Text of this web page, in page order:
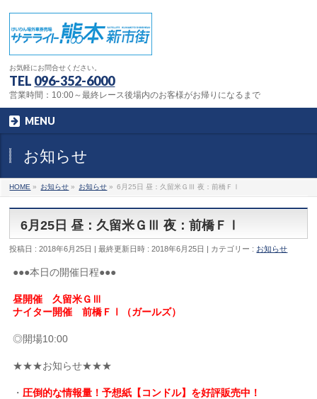
お気軽にお問合せください。
TEL 096-352-6000
営業時間：10:00～最終レース後場内のお客様がお帰りになるまで
MENU
お知らせ
HOME » お知らせ » お知らせ » 6月25日 昼：久留米ＧⅢ 夜：前橋ＦⅠ
6月25日 昼：久留米ＧⅢ 夜：前橋ＦⅠ
投稿日 : 2018年6月25日 最終更新日時 : 2018年6月25日 カテゴリー : お知らせ
●●●本日の開催日程●●●
昼開催 久留米ＧⅢ
ナイター開催 前橋ＦⅠ（ガールズ）
◎開場10:00
★★★お知らせ★★★
・ 圧倒的な情報量！予想紙【コンドル】を好評販売中！